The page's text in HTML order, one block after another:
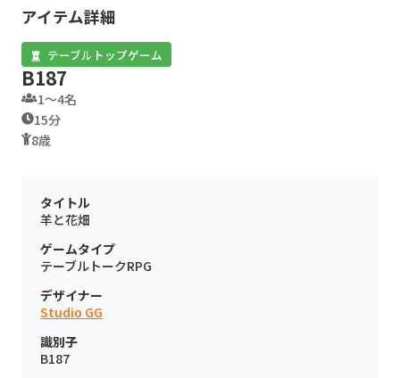
アイテム詳細
テーブルトップゲーム
B187
1〜4名
15分
8歳
タイトル
羊と花畑
ゲームタイプ
テーブルトークRPG
デザイナー
Studio GG
識別子
B187